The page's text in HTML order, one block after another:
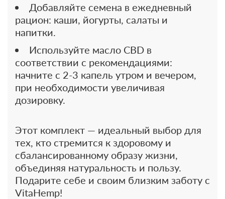
Добавляйте семена в ежедневный
рацион: каши, йогурты, салаты и
напитки.
Используйте масло CBD в
соответствии с рекомендациями:
начните с 2-3 капель утром и вечером,
при необходимости увеличивая
дозировку.
Этот комплект — идеальный выбор для
тех, кто стремится к здоровому и
сбалансированному образу жизни,
объединяя натуральность и пользу.
Подарите себе и своим близким заботу с
VitaHemp!